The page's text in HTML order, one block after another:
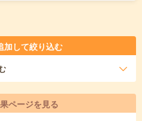
加して絞り込む
ページを見る